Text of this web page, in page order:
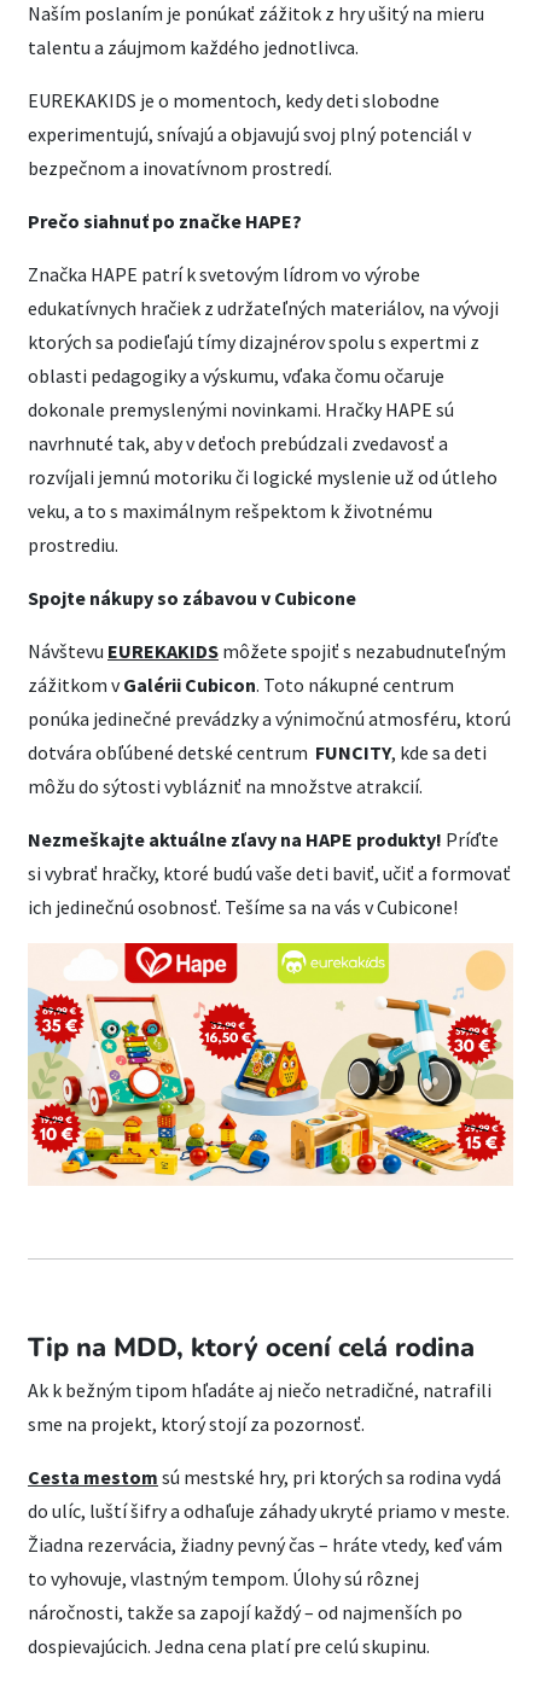
Naším poslaním je ponúkať zážitok z hry ušitý na mieru
talentu a záujmom každého jednotlivca.
EUREKAKIDS je o momentoch, kedy deti slobodne
experimentujú, snívajú a objavujú svoj plný potenciál v
bezpečnom a inovatívnom prostredí.
Prečo siahnuť po značke HAPE?
Značka HAPE patrí k svetovým lídrom vo výrobe
edukatívnych hračiek z udržateľných materiálov, na vývoji
ktorých sa podieľajú tímy dizajnérov spolu s expertmi z
oblasti pedagogiky a výskumu, vďaka čomu očaruje
dokonale premyslenými novinkami. Hračky HAPE sú
navrhnuté tak, aby v deťoch prebúdzali zvedavosť a
rozvíjali jemnú motoriku či logické myslenie už od útleho
veku, a to s maximálnym rešpektom k životnému
prostrediu.
Spojte nákupy so zábavou v Cubicone
Návštevu EUREKAKIDS môžete spojiť s nezabudnuteľným
zážitkom vGalérii Cubicon. Toto nákupné centrum
ponúka jedinečné prevádzky a výnimočnú atmosféru, ktorú
dotvára obľúbené detské centrum FUNCITY, kde sa deti
môžu do sýtosti vyblázniť na množstve atrakcií.
Nezmeškajte aktuálne zľavy na HAPE produkty! Príďte
si vybrať hračky, ktoré budú vaše deti baviť, učiť a formovať
ich jedinečnú osobnosť. Tešíme sa na vás v Cubicone!
Tip na MDD, ktorý ocení celá rodina
Ak k bežným tipom hľadáte aj niečo netradičné, natrafili
sme na projekt, ktorý stojí za pozornosť.
Cesta mestom sú mestské hry, pri ktorých sa rodina vydá
do ulíc, luští šifry a odhaľuje záhady ukryté priamo v meste.
Žiadna rezervácia, žiadny pevný čas – hráte vtedy, keď vám
to vyhovuje, vlastným tempom. Úlohy sú rôznej
náročnosti, takže sa zapojí každý – od najmenších po
dospievajúcich. Jedna cena platí pre celú skupinu.